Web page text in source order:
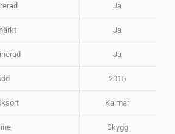
Ja
Ja
Ja
2015
Kalmar
Skygg